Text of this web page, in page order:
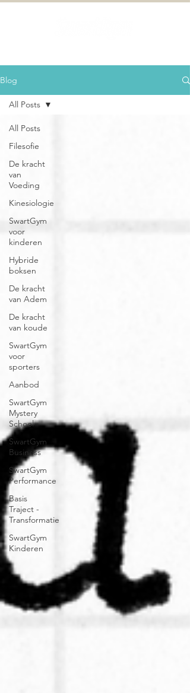
Blog
All Posts
Filesofie
De kracht
van
Voeding
Kinesiologie
SwartGym
voor
kinderen
Hybride
boksen
De kracht
van Adem
De kracht
van koude
SwartGym
voor
sporters
Aanbod
SwartGym
Mystery
School
SwartGym
Business
SwartGym
Performance
Basis
Traject -
Transformatie
SwartGym
Kinderen
All Posts